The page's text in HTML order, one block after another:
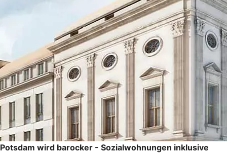
Potsdam wird barocker - Sozialwohnungen inklusive